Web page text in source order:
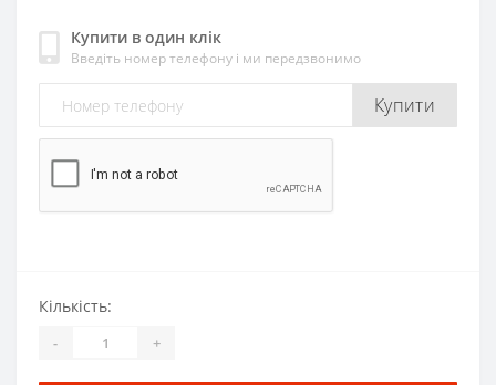
Купити в один клік
Введіть номер телефону і ми передзвонимо
Купити
Кількість:
- +